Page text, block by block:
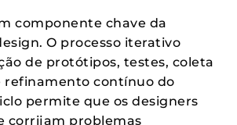
componente chave da
O processo iterativo
de protótipos, testes, coleta
refinamento contínuo do
permite que os designers
corrijam problemas